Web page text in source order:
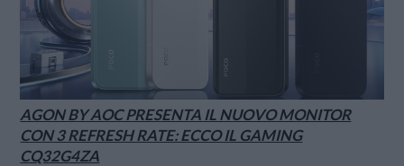
AGON BY AOC PRESENTA IL NUOVO MONITOR
CON 3 REFRESH RATE: ECCO IL GAMING
CQ32G4ZA